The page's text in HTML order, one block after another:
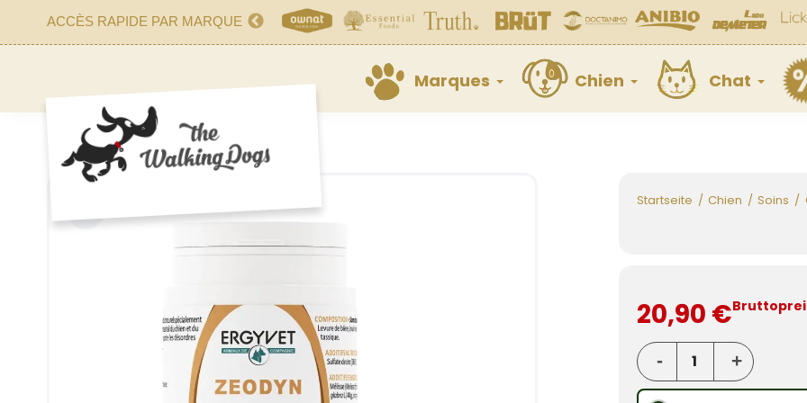
ACCÈS RAPIDE PAR MARQUE
Marques Chien Chat
Startseite Chien Soins
20,90 €